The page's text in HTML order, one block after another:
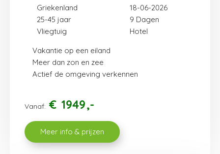
25-45 jaar 9
18-06-2026
Vliegtuig Hotel
Griekenland
Vakantie op een eiland
Meer dan zon en zee
Actief de omgeving verkennen
Vanaf: € 1949
Meer info & prijzen